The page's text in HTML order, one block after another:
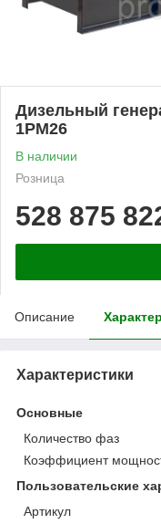
Дизельный
1РМ26
В наличии
Розница
528 875
Описание
Характеристики
Основные
Количество фаз
Коэффициент
Пользовательские
Артикул